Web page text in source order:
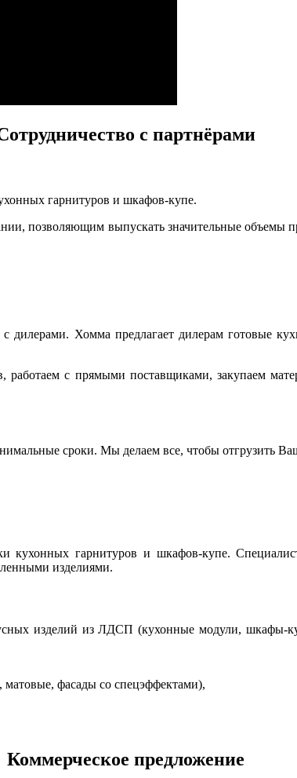
с партнёрами
гарнитуров и шкафов-купе.
позволяющим выпускать значительные объемы
Хомма предлагает дилерам готовые
работаем с прямыми поставщиками, закупаем
сроки. Мы делаем все, чтобы отгрузить
кухонных гарнитуров и шкафов-купе.
изделиями.
изделий из ЛДСП (кухонные модули,
фасады со спецэффектами),
Коммерческое предложение